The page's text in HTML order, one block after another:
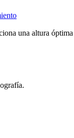
una altura